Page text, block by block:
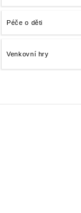
Péče o děti
Venkovní hry